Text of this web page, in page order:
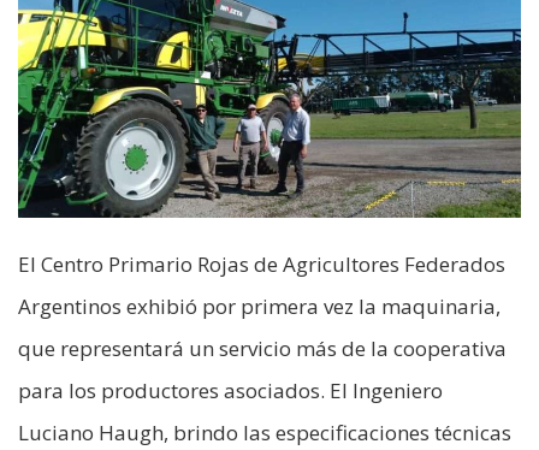
El Centro Primario Rojas de Agricultores Federados
Argentinos exhibió por primera vez la maquinaria,
que representará un servicio más de la cooperativa
para los productores asociados. El Ingeniero
Luciano Haugh, brindo las especificaciones técnicas